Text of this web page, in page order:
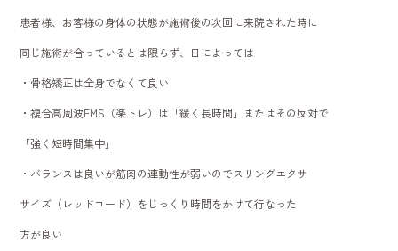
患者様、お客様の身体の状態が施術後の次回に来院された時に
同じ施術が合っているとは限らず、日によっては
・骨格矯正は全身でなくて良い
・複合高周波EMS（楽トレ）は「緩く長時間」またはその反対で
「強く短時間集中」
・バランスは良いが筋肉の連動性が弱いのでスリングエクサ
サイズ（レッドコード）をじっくり時間をかけて行なった
方が良い